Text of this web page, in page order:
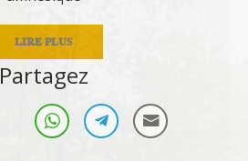
LIRE PLUS
Partagez